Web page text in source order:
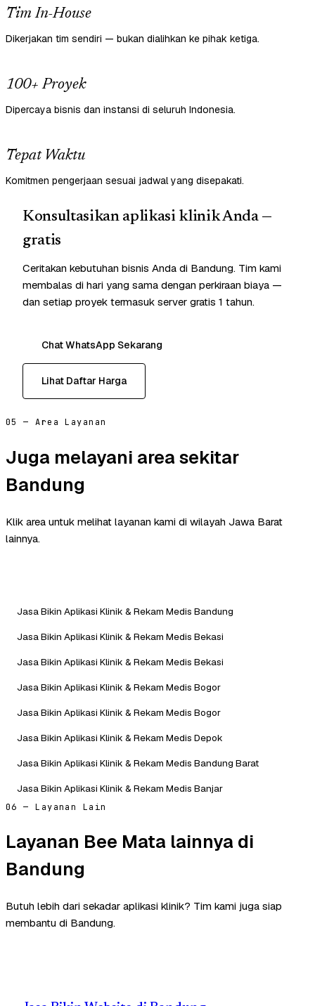
Tim In-House
Dikerjakan tim sendiri — bukan dialihkan ke pihak ketiga.
100+ Proyek
Dipercaya bisnis dan instansi di seluruh Indonesia.
Tepat Waktu
Komitmen pengerjaan sesuai jadwal yang disepakati.
Konsultasikan aplikasi klinik Anda —
gratis
Ceritakan kebutuhan bisnis Anda di Bandung. Tim kami
membalas di hari yang sama dengan perkiraan biaya —
dan setiap proyek termasuk server gratis 1 tahun.
Chat WhatsApp Sekarang
Lihat Daftar Harga
05 — Area Layanan
Juga melayani area sekitar
Bandung
Klik area untuk melihat layanan kami di wilayah Jawa Barat
lainnya.
Jasa Bikin Aplikasi Klinik & Rekam Medis Bandung
Jasa Bikin Aplikasi Klinik & Rekam Medis Bekasi
Jasa Bikin Aplikasi Klinik & Rekam Medis Bekasi
Jasa Bikin Aplikasi Klinik & Rekam Medis Bogor
Jasa Bikin Aplikasi Klinik & Rekam Medis Bogor
Jasa Bikin Aplikasi Klinik & Rekam Medis Depok
Jasa Bikin Aplikasi Klinik & Rekam Medis Bandung Barat
Jasa Bikin Aplikasi Klinik & Rekam Medis Banjar
06 — Layanan Lain
Layanan Bee Mata lainnya di
Bandung
Butuh lebih dari sekadar aplikasi klinik? Tim kami juga siap
membantu di Bandung.